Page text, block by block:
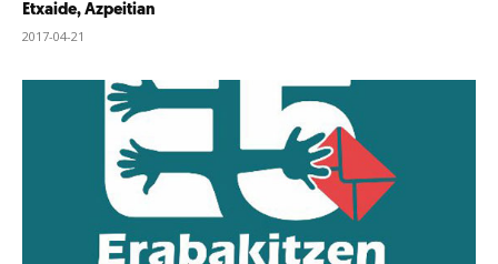
Etxaide, Azpeitian
2017-04-21